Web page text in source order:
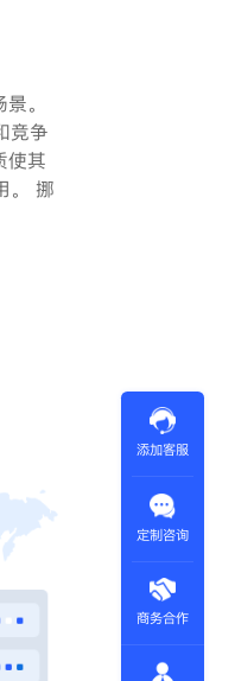
。
竞争
使其
。 挪
添加客服
定制咨询
商务合作